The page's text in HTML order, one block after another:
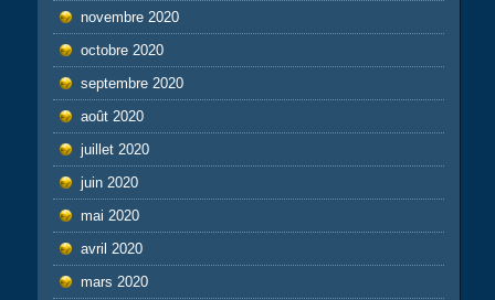
novembre 2020
octobre 2020
septembre 2020
août 2020
juillet 2020
juin 2020
mai 2020
avril 2020
mars 2020